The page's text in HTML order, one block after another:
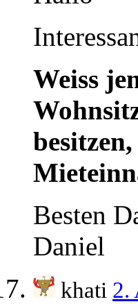
Weiss
Besten
Daniel
khati 2.